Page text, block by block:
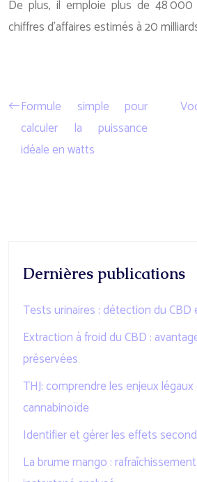
De plus, il emploie plus de 48 000
chiffres d’affaires estimés à 20
Formule simple pour
calculer la puissance
idéale en watts
Dernières publications
Tests urinaires : détection du CBD
Extraction à froid du CBD :
préservées
THJ: comprendre les enjeux
cannabinoïde
Identifier et gérer les effets
La brume mango :